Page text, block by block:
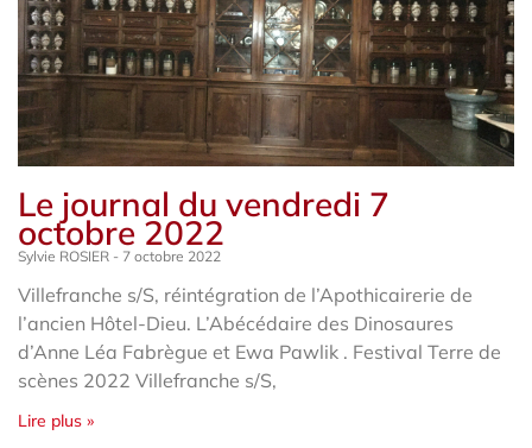
Le journal du vendredi 7
octobre 2022
Sylvie ROSIER 7 octobre 2022
Villefranche s/S, réintégration de l’Apothicairerie de
l’ancien Hôtel-Dieu. L’Abécédaire des Dinosaures
d’Anne Léa Fabrègue et Ewa Pawlik . Festival Terre de
scènes 2022 Villefranche s/S,
Lire plus »